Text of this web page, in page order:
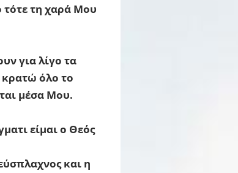
τότε τη χαρά Μου
για λίγο τα
κρατώ όλο το
μέσα Μου.
είμαι ο Θεός
και η